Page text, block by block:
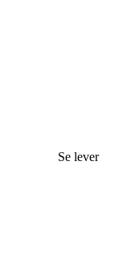
Se lever